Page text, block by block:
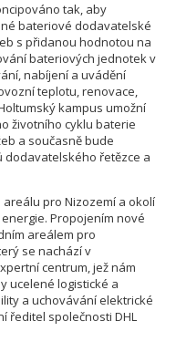
tak, aby
bateriové dodavatelské
s přidanou hodnotou na
bateriových jednotek v
nabíjení a uvádění
teplotu, renovace,
kampus umožní
životního cyklu baterie
a současně bude
řetězce a
pro Nizozemí a okolí
Propojením nové
areálem pro
se nachází v
centrum, jež nám
ucelené logistické a
a uchovávání elektrické
ředitel společnosti DHL